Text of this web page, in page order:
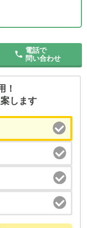
電話で
問い合わせ
！
します